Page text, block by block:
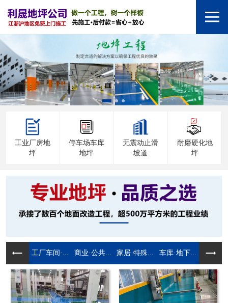
工业厂房地
坪
停车场车库
地坪
无震动止滑
坡道
耐磨硬化地
坪
工厂车间·... 商业·公共... 家居·特殊... 车库·地下...